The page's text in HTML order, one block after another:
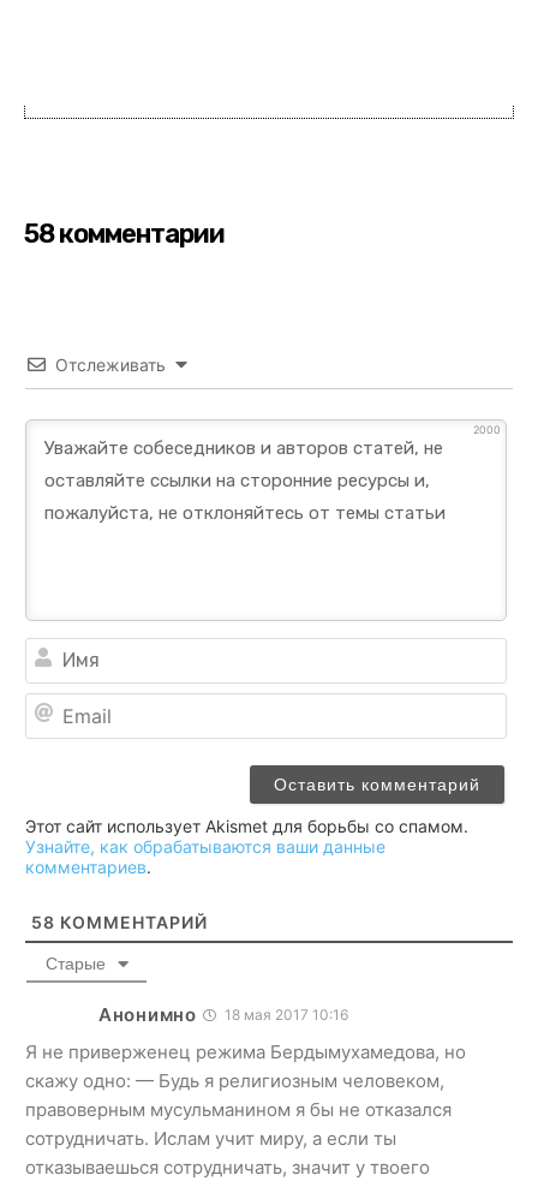
58 комментарии
Отслеживать
2000
Этот сайт использует Akismet для борьбы со спамом.
Узнайте, как обрабатываются ваши данные
комментариев.
58 КОММЕНТАРИЙ
Старые
Анонимно 18 мая 2017 10:16
Я не приверженец режима Бердымухамедова, но
скажу одно: — Будь я религиозным человеком,
правоверным мусульманином я бы не отказался
сотрудничать. Ислам учит миру, а если ты
отказываешься сотрудничать, значит у твоего